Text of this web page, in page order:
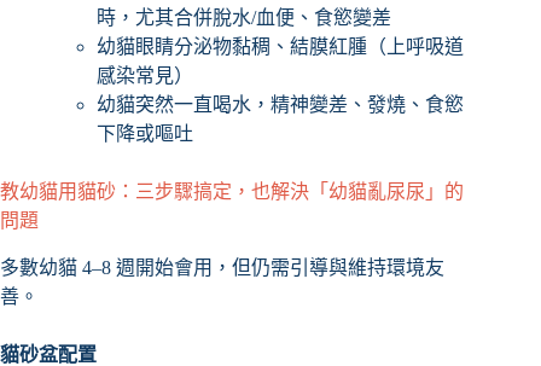
時，尤其合併脫水/血便、食慾變差
幼貓眼睛分泌物黏稠、結膜紅腫（上呼吸道
感染常見）
幼貓突然一直喝水，精神變差、發燒、食慾
下降或嘔吐
教幼貓用貓砂：三步驟搞定，也解決「幼貓亂尿尿」的
問題
多數幼貓 4–8 週開始會用，但仍需引導與維持環境友
善。
貓砂盆配置